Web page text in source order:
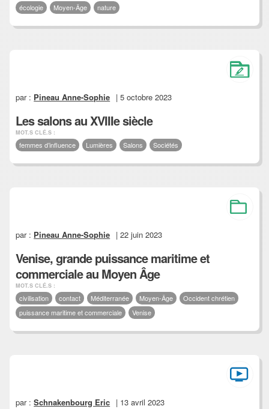
écologie Moyen-Âge nature
par : Pineau Anne-Sophie | 5 octobre 2023
Les salons au XVIIIe siècle
MOT.S CLÉ.S :
femmes d’influence Lumières Salons Sociétés
par : Pineau Anne-Sophie | 22 juin 2023
Venise, grande puissance maritime et
commerciale au Moyen Âge
MOT.S CLÉ.S :
civilisation contact Méditerranée Moyen-Âge
Occident chrétien
puissance maritime et commerciale
Venise
par :Schnakenbourg Eric | 13 avril 2023